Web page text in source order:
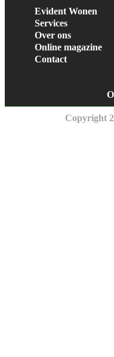
Evident Wonen
Services
Over ons
Online magazine
Contact
Copyright